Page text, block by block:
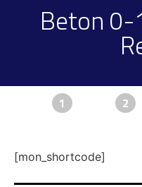
Beton
1 2
[mon_shortcode]